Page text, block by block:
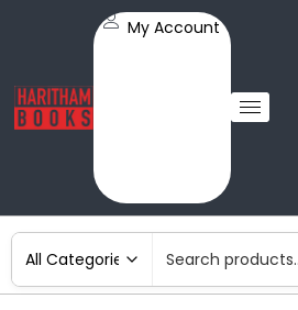
My Account